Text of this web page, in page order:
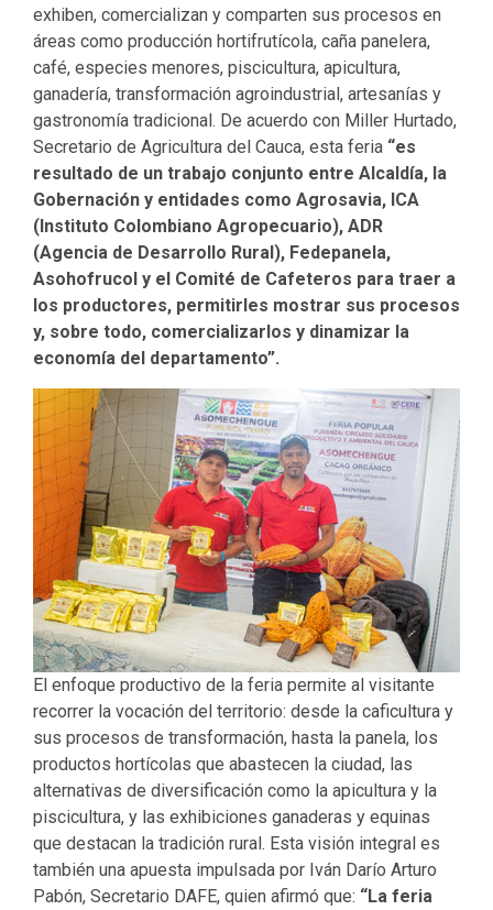
exhiben, comercializan y comparten sus procesos en
áreas como producción hortifrutícola, caña panelera,
café, especies menores, piscicultura, apicultura,
ganadería, transformación agroindustrial, artesanías y
gastronomía tradicional. De acuerdo con Miller Hurtado,
Secretario de Agricultura del Cauca, esta feria “es
resultado de un trabajo conjunto entre Alcaldía, la
Gobernación y entidades como Agrosavia, ICA
(Instituto Colombiano Agropecuario), ADR
(Agencia de Desarrollo Rural), Fedepanela,
Asohofrucol y el Comité de Cafeteros para traer a
los productores, permitirles mostrar sus procesos
y, sobre todo, comercializarlos y dinamizar la
economía del departamento”.
El enfoque productivo de la feria permite al visitante
recorrer la vocación del territorio: desde la caficultura y
sus procesos de transformación, hasta la panela, los
productos hortícolas que abastecen la ciudad, las
alternativas de diversificación como la apicultura y la
piscicultura, y las exhibiciones ganaderas y equinas
que destacan la tradición rural. Esta visión integral es
también una apuesta impulsada por Iván Darío Arturo
Pabón, Secretario DAFE, quien afirmó que: “La feria